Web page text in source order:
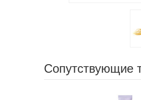
Сопутствующие